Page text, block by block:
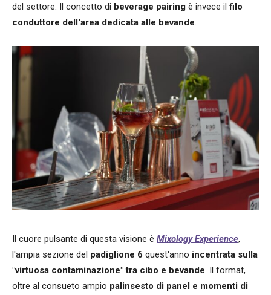
del settore. Il concetto di beverage pairing è invece ilfilo
conduttore dell'area dedicata alle bevande.
Il cuore pulsante di questa visione è Mixology Experience,
l'ampia sezione del padiglione 6 quest'anno incentrata sulla
"virtuosa contaminazione" tra cibo e bevande. Il format,
oltre al consueto ampio palinsesto di panel e momenti di